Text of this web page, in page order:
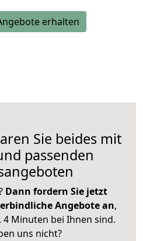
erhalten
Sie beides mit
passenden
Dann fordern Sie jetzt
Angebote an,
Minuten bei Ihnen sind.
uns nicht?